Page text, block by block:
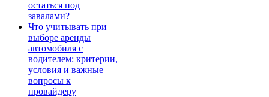
остаться под
завалами?
Что учитывать при
выборе аренды
автомобиля с
водителем: критерии,
условия и важные
вопросы к
провайдеру